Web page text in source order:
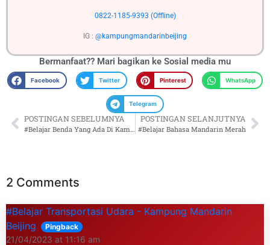
0822-1185-9393 (Offline)
IG : @kampungmandarinbeijing
Bermanfaat?? Mari bagikan ke Sosial media mu
Facebook Twitter Pinterest WhatsApp
Telegram
POSTINGAN SEBELUMNYA POSTINGAN SELANJUTNYA
#Belajar Bahasa Mandarin Merah
2 Comments
#Belajar Transportasi Udara - Kampung Mandarin
Beijing
Pingback
21/04/2023 at 11:16 am